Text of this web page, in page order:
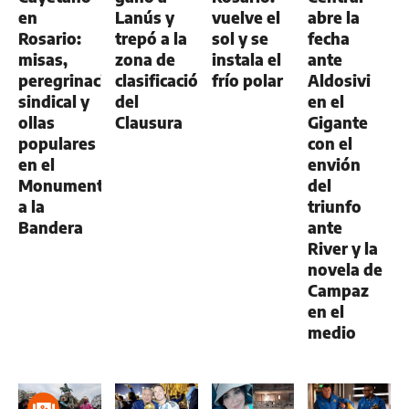
en
Rosario:
misas,
peregrinación
sindical y
ollas
populares
en el
Monumento
a la
Bandera
Lanús y
trepó a la
zona de
clasificación
del
Clausura
vuelve el
sol y se
instala el
frío polar
abre la
fecha
ante
Aldosivi
en el
Gigante
con el
envión
del
triunfo
ante
River y la
novela de
Campaz
en el
medio